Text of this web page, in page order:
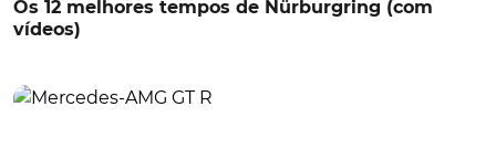
Os 12 melhores tempos de Nürburgring (com
vídeos)